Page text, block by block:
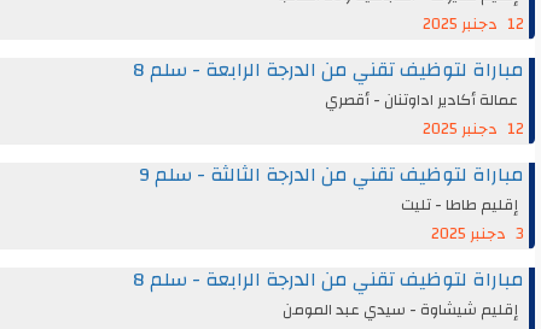
12 دجنبر 2025
مباراة لتوظيف تقني من الدرجة الرابعة - سلم 8
عمالة أكادير اداوتنان - أقصري
12 دجنبر 2025
مباراة لتوظيف تقني من الدرجة الثالثة - سلم 9
إقليم طاطا - تليت
مباراة لتوظيف تقني من الدرجة الرابعة - سلم 8
إقليم شيشاوة - سيدي عبد المومن